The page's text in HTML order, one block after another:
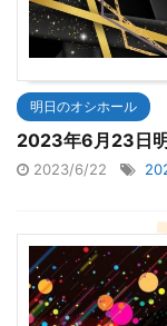
明日のオシホール
2023年6月23日
2023/6/22